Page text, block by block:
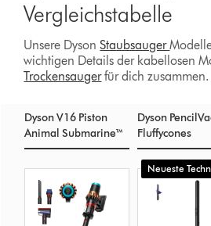
Vergleichstabelle
Unsere DysonStaubsauger
wichtigen Details der kabellosen
Trockensaugerfür dich zusammen.
Dyson V16 Piston
Animal Submarine™
Dyson
Fluffycones
V16
Piston
Animal
Submarine™
PencilVac™
Fluffycones